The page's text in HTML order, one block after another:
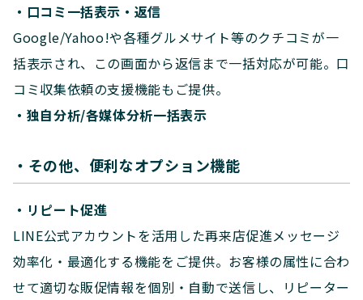
・口コミ一括表示・返信
Google/Yahoo!や各種グルメサイト等のクチコミが一
括表示され、この画面から返信まで一括対応が可能。口
コミ収集依頼の支援機能もご提供。
・独自分析/各媒体分析一括表示
・その他、便利なオプション機能
・リピート促進
LINE公式アカウントを活用した再来店促進メッセージ
効率化・最適化する機能をご提供。お客様の属性に合わ
せて適切な販促情報を個別・自動で送信し、リピーター